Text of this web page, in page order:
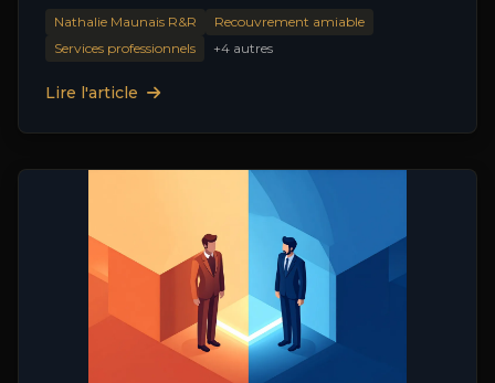
Nathalie Maunais R&R
Recouvrement amiable
Services professionnels
+4 autres
Lire l'article